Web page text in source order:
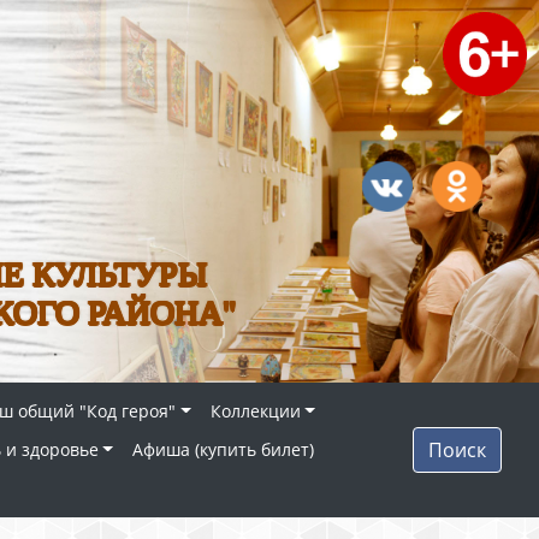
КУЛЬТУРЫ
РАЙОНА"
общий "Код героя"
Коллекции
и здоровье
Афиша (купить билет) Поиск